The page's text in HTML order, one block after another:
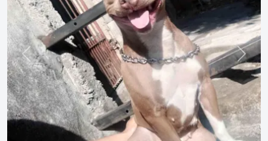
Previous Next